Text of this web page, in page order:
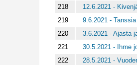
218
12.6.2021 -
219
9.6.2021 -
220
3.6.2021 - Ajasta
221
30.5.2021 - Ihme
222
28.5.2021 -